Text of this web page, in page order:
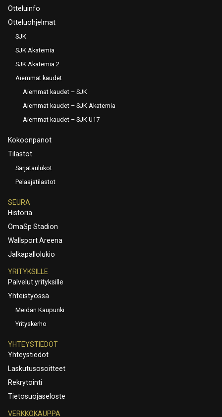
Otteluinfo
Otteluohjelmat
SJK
SJK Akatemia
SJK Akatemia 2
Aiemmat kaudet
Aiemmat kaudet – SJK
Aiemmat kaudet – SJK Akatemia
Aiemmat kaudet – SJK U17
Kokoonpanot
Tilastot
Sarjataulukot
Pelaajatilastot
SEURA
Historia
OmaSp Stadion
Wallsport Areena
Jalkapallolukio
YRITYKSILLE
Palvelut yrityksille
Yhteistyössä
Meidän Kaupunki
Yrityskerho
YHTEYSTIEDOT
Yhteystiedot
Laskutusosoitteet
Rekrytointi
Tietosuojaseloste
VERKKOKAUPPA